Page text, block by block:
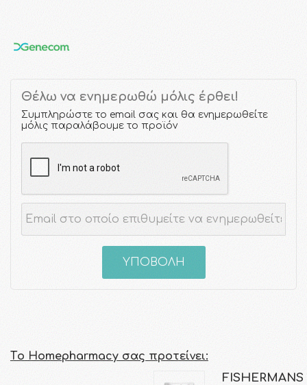
Θέλω να ενημερωθώ μόλις έρθει!
Συμπληρώστε το email σας και θα ενημερωθείτε
μόλις παραλάβουμε το προϊόν
ΥΠΟΒΟΛΗ
Τo Homepharmacy σας προτείνει:
FISHERMANS